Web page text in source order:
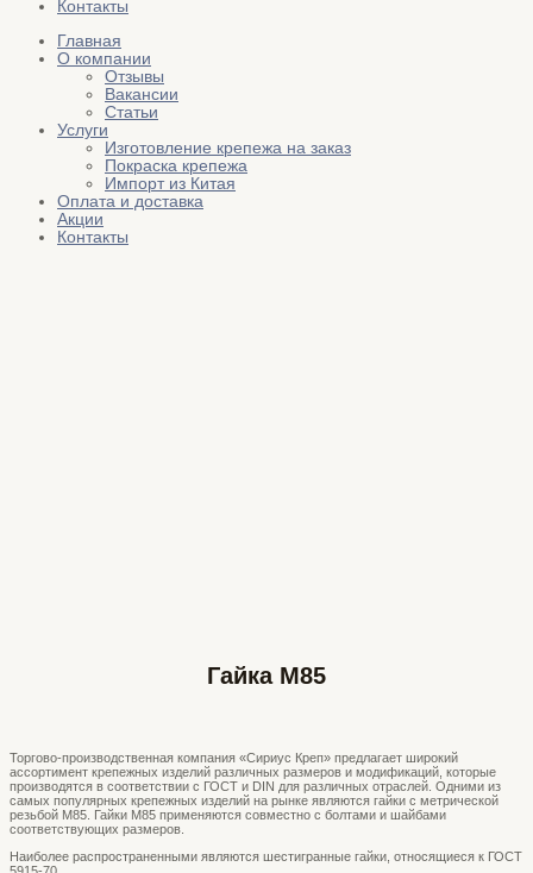
Контакты
Главная
О компании
Отзывы
Вакансии
Статьи
Услуги
Изготовление крепежа на заказ
Покраска крепежа
Импорт из Китая
Оплата и доставка
Акции
Контакты
Гайка М85
Торгово-производственная компания «Сириус Креп» предлагает широкий
ассортимент крепежных изделий различных размеров и модификаций, которые
производятся в соответствии с ГОСТ и DIN для различных отраслей. Одними из
самых популярных крепежных изделий на рынке являются гайки с метрической
резьбой М85. Гайки М85 применяются совместно с болтами и шайбами
соответствующих размеров.
Наиболее распространенными являются шестигранные гайки, относящиеся к ГОСТ